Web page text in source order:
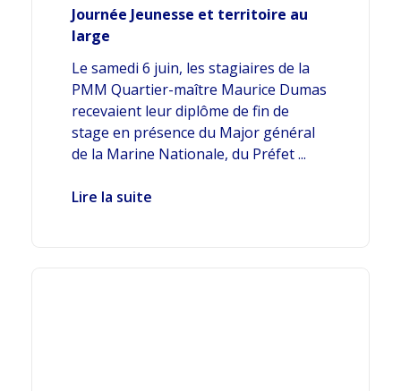
Journée Jeunesse et territoire au
large
Le samedi 6 juin, les stagiaires de la
PMM Quartier-maître Maurice Dumas
recevaient leur diplôme de fin de
stage en présence du Major général
de la Marine Nationale, du Préfet ...
Lire la suite